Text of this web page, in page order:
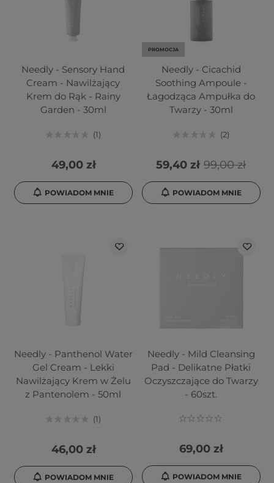
Needly - Sensory Hand
Cream - Nawilżający
Krem do Rąk - Rainy
Garden - 30ml
1
49,00 zł
POWIADOM MNIE
PROMOCJA
Needly - Cicachid
Soothing Ampoule -
Łagodząca Ampułka do
Twarzy - 30ml
2
99,00 zł
59,40 zł
POWIADOM MNIE
Needly - Panthenol Water
Gel Cream - Lekki
Nawilżający Krem w Żelu
z Pantenolem - 50ml
1
46,00 zł
POWIADOM MNIE
Needly - Mild Cleansing
Pad - Delikatne Płatki
Oczyszczające do Twarzy
- 60szt.
69,00 zł
POWIADOM MNIE